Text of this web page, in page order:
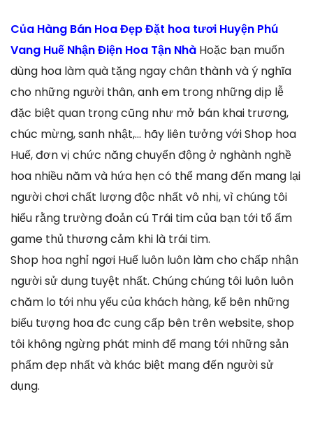
Của Hàng Bán Hoa Đẹp Đặt hoa tươi Huyện Phú
Vang Huế Nhận Điện Hoa Tận Nhà Hoặc bạn muốn
dùng hoa làm quà tặng ngay chân thành và ý nghĩa
cho những người thân, anh em trong những dịp lễ
đặc biệt quan trọng cũng như mở bán khai trương,
chúc mừng, sanh nhật,… hãy liên tưởng với Shop hoa
Huế, đơn vị chức năng chuyển động ở nghành nghề
hoa nhiều năm và hứa hẹn có thể mang đến mang lại
người chơi chất lượng độc nhất vô nhị, vì chúng tôi
hiểu rằng trường đoản cú Trái tim của bạn tới tổ ấm
game thủ thương cảm khi là trái tim.
Shop hoa nghỉ ngơi Huế luôn luôn làm cho chấp nhận
người sử dụng tuyệt nhất. Chúng chúng tôi luôn luôn
chăm lo tới nhu yếu của khách hàng, kế bên những
biểu tượng hoa đc cung cấp bên trên website, shop
tôi không ngừng phát minh để mang tới những sản
phẩm đẹp nhất và khác biệt mang đến người sử
dụng.